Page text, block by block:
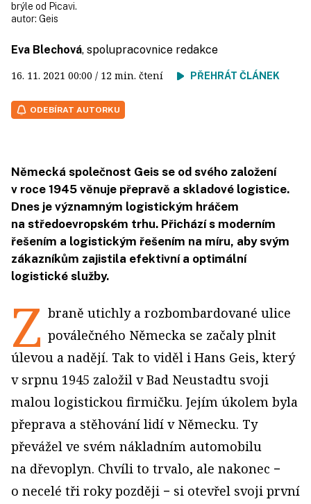
brýle od Picavi.
autor: Geis
Eva Blechová, spolupracovnice redakce
16. 11. 2021 00:00 / 12 min. čtení PŘEHRÁT ČLÁNEK
ODEBÍRAT AUTORKU
Německá společnost Geis se od svého založení
v roce 1945 věnuje přepravě a skladové logistice.
Dnes je významným logistickým hráčem
na středoevropském trhu. Přichází s moderním
řešením a logistickým řešením na míru, aby svým
zákazníkům zajistila efektivní a optimální
logistické služby.
Z braně utichly a rozbombardované ulice
poválečného Německa se začaly plnit
úlevou a nadějí. Tak to viděl i Hans Geis, který
v srpnu 1945 založil v Bad Neustadtu svoji
malou logistickou firmičku. Jejím úkolem byla
přeprava a stěhování lidí v Německu. Ty
převážel ve svém nákladním automobilu
na dřevoplyn. Chvíli to trvalo, ale nakonec −
o necelé tři roky později − si otevřel svoji první